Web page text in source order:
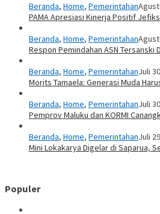
Beranda, Home, Pemerintahan
PAMA Apresiasi Kinerja Positif
Beranda, Home, Pemerintahan
Respon Pemindahan ASN Tersanski
Beranda, Home, PemerintahanJuli
Morits Tamaela: Generasi Muda
Beranda, Home, PemerintahanJuli
Pemprov Maluku dan KORMI
Beranda, Home, PemerintahanJuli
Mini Lokakarya Digelar di Saparua,
Populer